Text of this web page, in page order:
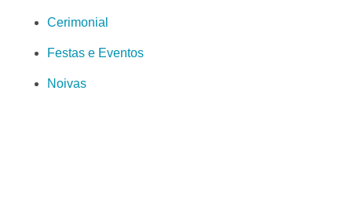
Cerimonial
Festas e Eventos
Noivas